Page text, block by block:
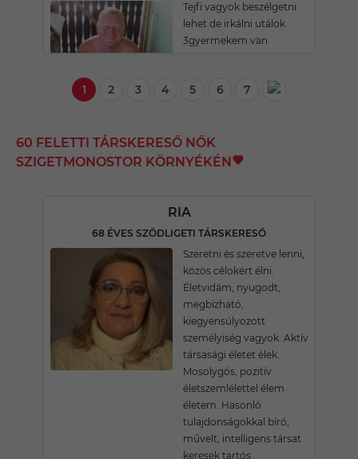
Tejfi vagyok beszélgetni
lehet de irkálni utálok
3gyermekem van
1 2 3 4 5 6 7
60 FELETTI TÁRSKERESŐ NŐK
SZIGETMONOSTOR KÖRNYÉKÉN
RIA
68 ÉVES SZŐDLIGETI TÁRSKERESŐ
Szeretni és szeretve lenni,
közös célokért élni.
Életvidám, nyugodt,
megbízható,
kiegyensúlyozott
személyiség vagyok. Aktív
társasági életet élek.
Mosolygós, pozitív
életszemlélettel élem
életem. Hasonló
tulajdonságokkal bíró,
művelt, intelligens társat
keresek tartós